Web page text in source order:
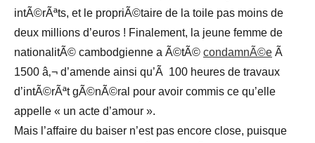
intÃ©rÃªts, et le propriÃ©taire de la toile pas moins de
deux millions d’euros ! Finalement, la jeune femme de
nationalitÃ© cambodgienne a Ã©tÃ© condamnÃ©e Ã
1500 â‚¬ d’amende ainsi qu’Ã 100 heures de travaux
d’intÃ©rÃªt gÃ©nÃ©ral pour avoir commis ce qu’elle
appelle « un acte d’amour ».
Mais l’affaire du baiser n’est pas encore close, puisque